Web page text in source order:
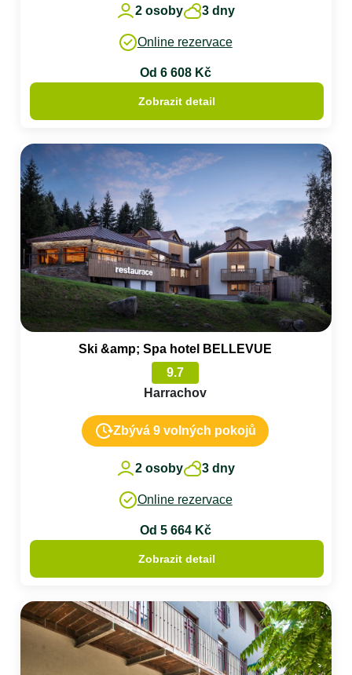
2 osoby 3 dny
Online rezervace
Od 6 608 Kč
Zobrazit detail
Ski &amp; Spa hotel BELLEVUE
9.7
Harrachov
Zbývá 9 volných pokojů
2 osoby 3 dny
Online rezervace
Od 5 664 Kč
Zobrazit detail